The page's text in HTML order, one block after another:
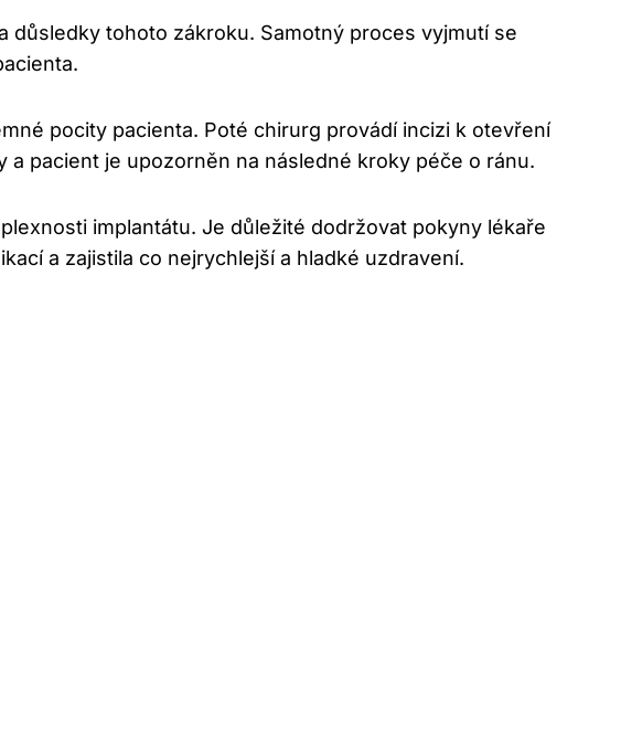
důsledky tohoto zákroku. Samotný proces vyjmutí se
pocity pacienta. Poté chirurg provádí incizi k otevření
pacient je upozorněn na následné kroky péče o ránu.
implantátu. Je důležité dodržovat pokyny lékaře
a zajistila co nejrychlejší a hladké uzdravení.